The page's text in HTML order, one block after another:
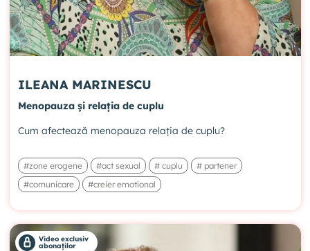
ILEANA MARINESCU
Menopauza și relația de cuplu
Cum afectează menopauza relația de cuplu?
#zone erogene #act sexual # cuplu
# partener
#comunicare
#creier emotional
Video exclusiv
abonaților